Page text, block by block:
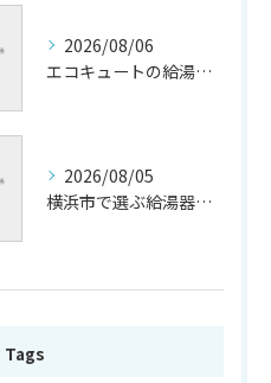
2026/08/06
エコキュートの給湯効率と省エネ効果
2026/08/05
横浜市で選ぶ給湯器交換の口コミ分析
Tags